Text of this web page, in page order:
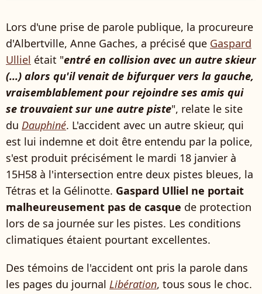
Lors d'une prise de parole publique, la procureure
d'Albertville, Anne Gaches, a précisé que Gaspard
Ulliel était "entré en collision avec un autre skieur
(...) alors qu'il venait de bifurquer vers la gauche,
vraisemblablement pour rejoindre ses amis qui
se trouvaient sur une autre piste", relate le site
du Dauphiné. L'accident avec un autre skieur, qui
est lui indemne et doit être entendu par la police,
s'est produit précisément le mardi 18 janvier à
15H58 à l'intersection entre deux pistes bleues, la
Tétras et la Gélinotte. Gaspard Ulliel ne portait
malheureusement pas de casque de protection
lors de sa journée sur les pistes. Les conditions
climatiques étaient pourtant excellentes.
Des témoins de l'accident ont pris la parole dans
les pages du journal Libération, tous sous le choc.